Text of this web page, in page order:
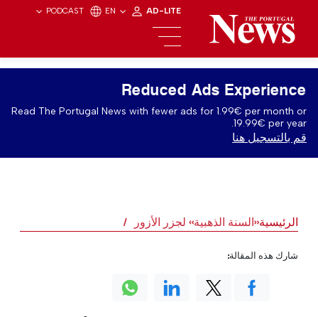
PODCAST EN AD-LITE
Reduced Ads Experience
Read The Portugal News with fewer ads for 1.99€ per month or
19.99€ per year.
قم بالتسجيل هنا
الرئيسية«السنة الذهبية» لجزر الأزور
شارك هذه المقالة: